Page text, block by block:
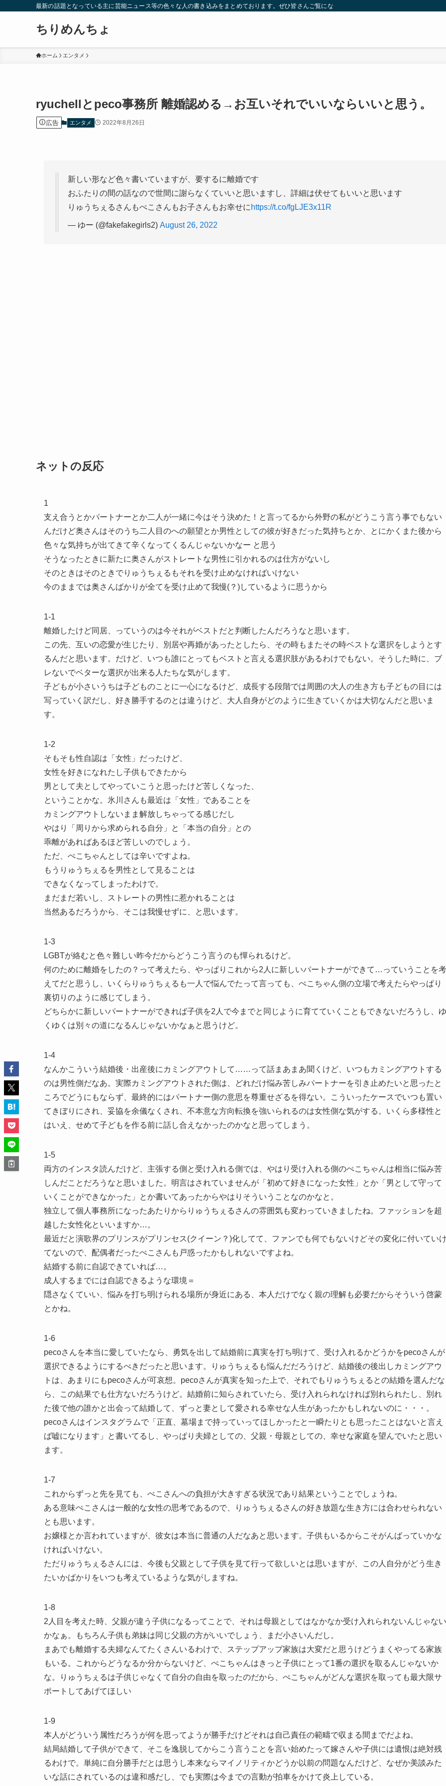
最新の話題となっている主に芸能ニュース等の色々な人の書き込みをまとめております。ぜひ皆さんご覧になっていってください。
ちりめんちょ
ホーム エンタメ
ryuchellとpeco事務所 離婚認める→お互いそれでいいならいいと思う。
広告 エンタメ 2022年8月26日
新しい形など色々書いていますが、要するに離婚です
おふたりの間の話なので世間に謝らなくていいと思いますし、詳細は伏せてもいいと思います
りゅうちぇるさんもぺこさんもお子さんもお幸せに https://t.co/fgLJE3x11R
— ゆー (@fakefakegirls2) August 26, 2022
ネットの反応
1
支え合うとかパートナーとか二人が一緒に今はそう決めた！と言ってるから外野の私がどうこう言う事でもない
んだけど奥さんはそのうち二人目のへの願望とか男性としての彼が好きだった気持ちとか、とにかくまた後から
色々な気持ちが出てきて辛くなってくるんじゃないかなー と思う
そうなったときに新たに奥さんがストレートな男性に引かれるのは仕方がないし
そのときはそのときでりゅうちぇるもそれを受け止めなければいけない
今のままでは奥さんばかりが全てを受け止めて我慢(？)しているように思うから
1-1
離婚したけど同居、っていうのは今それがベストだと判断したんだろうなと思います。
この先、互いの恋愛が生じたり、別居や再婚があったとしたら、その時もまたその時ベストな選択をしようとす
るんだと思います。だけど、いつも誰にとってもベストと言える選択肢があるわけでもない。そうした時に、ブ
レないでベターな選択が出来る人たちな気がします。
子どもが小さいうちは子どものことに一心になるけど、成長する段階では周囲の大人の生き方も子どもの目には
写っていく訳だし、好き勝手するのとは違うけど、大人自身がどのように生きていくかは大切なんだと思いま
す。
1-2
そもそも性自認は「女性」だったけど、
女性を好きになれたし子供もできたから
男として夫としてやっていこうと思ったけど苦しくなった、
ということかな。氷川さんも最近は「女性」であることを
カミングアウトしないまま解放しちゃってる感じだし
やはり「周りから求められる自分」と「本当の自分」との
乖離があればあるほど苦しいのでしょう。
ただ、ぺこちゃんとしては辛いですよね。
もうりゅうちぇるを男性として見ることは
できなくなってしまったわけで。
まだまだ若いし、ストレートの男性に惹かれることは
当然あるだろうから、そこは我慢せずに、と思います。
1-3
LGBTが絡むと色々難しい昨今だからどうこう言うのも憚られるけど。
何のために離婚をしたの？って考えたら、やっぱりこれから2人に新しいパートナーができて…っていうことを考
えてだと思うし、いくらりゅうちぇるも一人で悩んでたって言っても、ぺこちゃん側の立場で考えたらやっぱり
裏切りのように感じてしまう。
どちらかに新しいパートナーができれば子供を2人で今までと同じように育てていくこともできないだろうし、ゆ
くゆくは別々の道になるんじゃないかなぁと思うけど。
1-4
なんかこういう結婚後・出産後にカミングアウトして……って話まあまあ聞くけど、いつもカミングアウトする
のは男性側だなあ。実際カミングアウトされた側は、どれだけ悩み苦しみパートナーを引き止めたいと思ったと
ころでどうにもならず、最終的にはパートナー側の意思を尊重せざるを得ない。こういったケースでいつも置い
てきぼりにされ、妥協を余儀なくされ、不本意な方向転換を強いられるのは女性側な気がする。いくら多様性と
はいえ、せめて子どもを作る前に話し合えなかったのかなと思ってしまう。
1-5
両方のインスタ読んだけど、主張する側と受け入れる側では、やはり受け入れる側のぺこちゃんは相当に悩み苦
しんだことだろうなと思いました。明言はされていませんが「初めて好きになった女性」とか「男として守って
いくことができなかった」とか書いてあったからやはりそういうことなのかなと。
独立して個人事務所になったあたりからりゅうちぇるさんの雰囲気も変わっていきましたね。ファッションを超
越した女性化といいますか…。
最近だと演歌界のプリンスがプリンセス(クイーン？)化してて、ファンでも何でもないけどその変化に付いてい
てないので、配偶者だったぺこさんも戸惑ったかもしれないですよね。
結婚する前に自認できていれば…。
成人するまでには自認できるような環境＝
隠さなくていい、悩みを打ち明けられる場所が身近にある、本人だけでなく親の理解も必要だからそういう啓蒙
とかね。
1-6
pecoさんを本当に愛していたなら、勇気を出して結婚前に真実を打ち明けて、受け入れるかどうかをpecoさんが
選択できるようにするべきだったと思います。りゅうちぇるも悩んだだろうけど、結婚後の後出しカミングアウ
トは、あまりにもpecoさんが可哀想。pecoさんが真実を知った上で、それでもりゅうちぇるとの結婚を選んだな
ら、この結果でも仕方ないだろうけど。結婚前に知らされていたら、受け入れられなければ別れられたし、別れ
た後で他の誰かと出会って結婚して、ずっと妻として愛される幸せな人生があったかもしれないのに・・・。
pecoさんはインスタグラムで「正直、墓場まで持っていってほしかったと一瞬たりとも思ったことはないと言え
ば嘘になります」と書いてるし、やっぱり夫婦としての、父親・母親としての、幸せな家庭を望んでいたと思い
ます。
1-7
これからずっと先を見ても、ぺこさんへの負担が大きすぎる状況であり結果ということでしょうね。
ある意味ぺこさんは一般的な女性の思考であるので、りゅうちぇるさんの好き放題な生き方には合わせられない
とも思います。
お嬢様とか言われていますが、彼女は本当に普通の人だなあと思います。子供もいるからこそがんばっていかな
ければいけない。
ただりゅうちぇるさんには、今後も父親として子供を見て行って欲しいとは思いますが、この人自分がどう生き
たいかばかりをいつも考えているような気がしますね。
1-8
2人目を考えた時、父親が違う子供になるってことで、それは母親としてはなかなか受け入れられないんじゃない
かなぁ。もちろん子供も弟妹は同じ父親の方がいいでしょう、まだ小さいんだし。
まあでも離婚する夫婦なんてたくさんいるわけで、ステップアップ家族は大変だと思うけどうまくやってる家族
もいる。これからどうなるか分からないけど、ぺこちゃんはきっと子供にとって1番の選択を取るんじゃないか
な。りゅうちぇるは子供じゃなくて自分の自由を取ったのだから、ぺこちゃんがどんな選択を取っても最大限サ
ポートしてあげてほしい
1-9
本人がどういう属性だろうが何を思ってようが勝手だけどそれは自己責任の範疇で収まる間までだよね。
結局結婚して子供ができて、そこを逸脱してからこう言うことを言い始めたって嫁さんや子供には遺恨は絶対残
るわけで。単純に自分勝手だとは思うし本来ならマイノリティかどうか以前の問題なんだけど、なぜか美談みた
いな話にされているのは違和感だし、でも実際は今までの言動が拍車をかけて炎上している。